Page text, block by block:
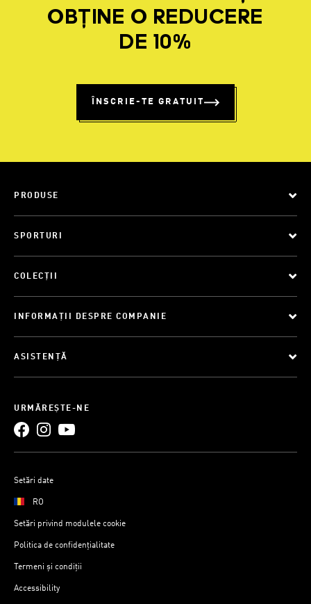
OBȚINE O REDUCERE
DE 10%
ÎNSCRIE-TE GRATUIT
PRODUSE
SPORTURI
COLECȚII
INFORMAȚII DESPRE COMPANIE
ASISTENȚĂ
URMĂREȘTE-NE
Setări date
RO
Setări privind modulele cookie
Politica de confidențialitate
Termeni și condiții
Accessibility